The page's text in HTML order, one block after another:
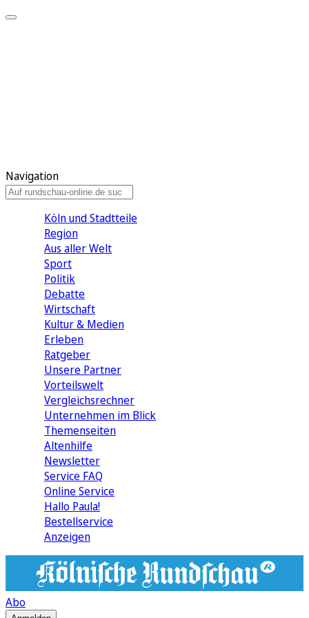
Navigation
Köln und Stadtteile
Region
Aus aller Welt
Sport
Politik
Debatte
Wirtschaft
Kultur & Medien
Erleben
Ratgeber
Unsere Partner
Vorteilswelt
Vergleichsrechner
Unternehmen im Blick
Themenseiten
Altenhilfe
Newsletter
Service FAQ
Online Service
Hallo Paula!
Bestellservice
Anzeigen
Abo